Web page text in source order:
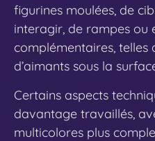
figurines moulées, de
interagir, de rampes ou
complémentaires, telles
d’aimants sous la
Certains aspects
davantage travaillés,
multicolores plus